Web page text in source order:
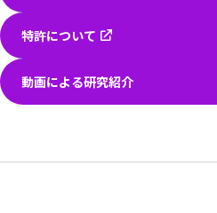
特許について
動画による研究紹介